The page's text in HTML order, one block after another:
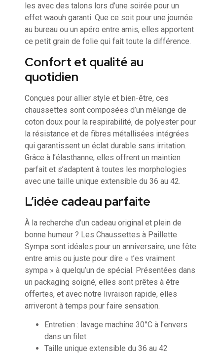
les avec des talons lors d’une soirée pour un
effet waouh garanti. Que ce soit pour une journée
au bureau ou un apéro entre amis, elles apportent
ce petit grain de folie qui fait toute la différence.
Confort et qualité au
quotidien
Conçues pour allier style et bien-être, ces
chaussettes sont composées d’un mélange de
coton doux pour la respirabilité, de polyester pour
la résistance et de fibres métallisées intégrées
qui garantissent un éclat durable sans irritation.
Grâce à l’élasthanne, elles offrent un maintien
parfait et s’adaptent à toutes les morphologies
avec une taille unique extensible du 36 au 42.
L’idée cadeau parfaite
À la recherche d’un cadeau original et plein de
bonne humeur ? Les Chaussettes à Paillette
Sympa sont idéales pour un anniversaire, une fête
entre amis ou juste pour dire « t’es vraiment
sympa » à quelqu’un de spécial. Présentées dans
un packaging soigné, elles sont prêtes à être
offertes, et avec notre livraison rapide, elles
arriveront à temps pour faire sensation.
Entretien : lavage machine 30°C à l’envers
dans un filet
Taille unique extensible du 36 au 42